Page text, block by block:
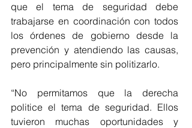
que el tema de seguridad debe
trabajarse en coordinación con todos
los órdenes de gobierno desde la
prevención y atendiendo las causas,
pero principalmente sin politizarlo.
“No permitamos que la derecha
politice el tema de seguridad. Ellos
tuvieron muchas oportunidades y